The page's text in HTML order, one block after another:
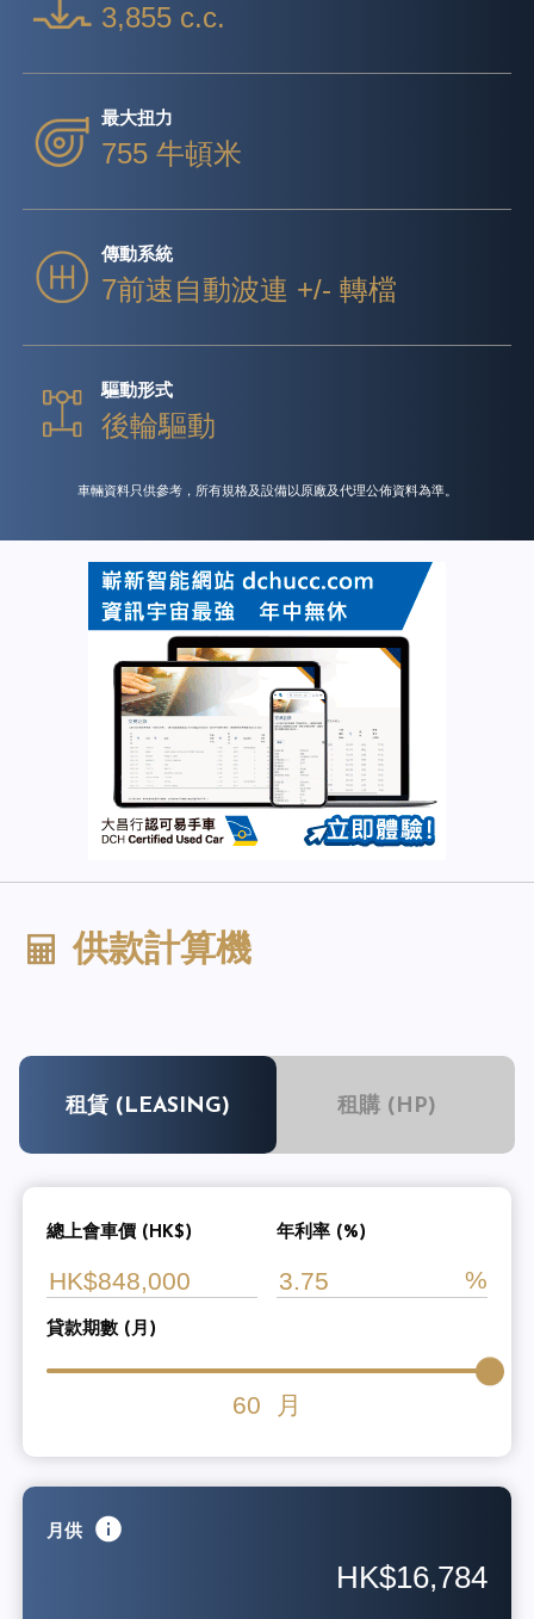
3,855 c.c.
最大扭力
755 牛頓米
傳動系統
7前速自動波連 +/- 轉檔
驅動形式
後輪驅動
車輛資料只供參考，所有規格及設備以原廠及代理公佈資料為準。
供款計算機
租賃 (LEASING) 租購 (HP)
總上會車價 (HK$) 年利率 (%)
貸款期數 (月)
60 月
月供
HK$16,784